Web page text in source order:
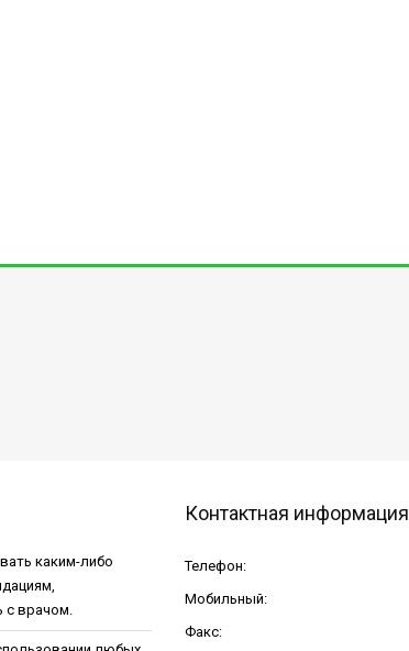
каким-либо
с врачом.
Контактная информация
Телефон:
Мобильный:
Факс: